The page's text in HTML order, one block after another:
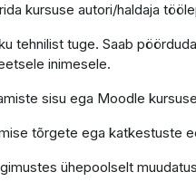
kursuse autori/haldaja
tehnilist tuge. Saab
inimesele.
sisu ega Moodle
tõrgete ega katkestuste
ühepoolselt